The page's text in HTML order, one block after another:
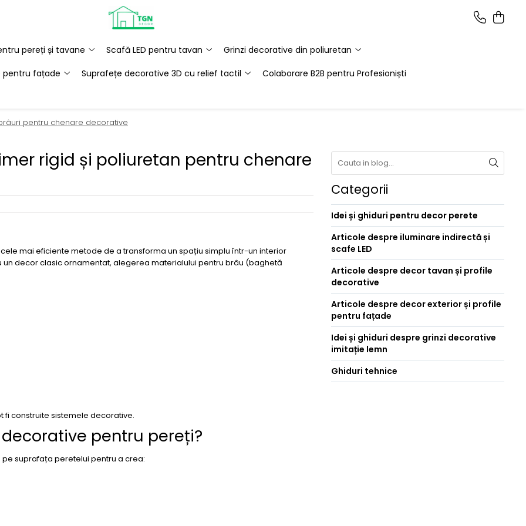
pereți și tavane Scafă LED pentru tavan
Grinzi decorative din poliuretan
pentru fațade
Suprafețe decorative 3D cu relief tactil
Colaborare B2B pentru Profesioniști
pentru chenare decorative
rigid și poliuretan pentru chenare
mai eficiente metode de a transforma un spațiu simplu într-un interior
decor clasic ornamentat, alegerea materialului pentru brâu (baghetă
fi construite sistemele decorative.
pentru pereți?
suprafața peretelui pentru a crea:
Categorii
Idei și ghiduri pentru decor perete
Articole despre iluminare indirectă și
scafe LED
Articole despre decor tavan și profile
decorative
Articole despre decor exterior și profile
pentru fațade
Idei și ghiduri despre grinzi decorative
imitație lemn
Ghiduri tehnice